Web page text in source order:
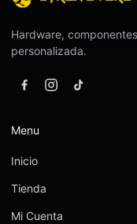
Hardware,
personalizada.
Menu
Inicio
Tienda
Mi Cuenta